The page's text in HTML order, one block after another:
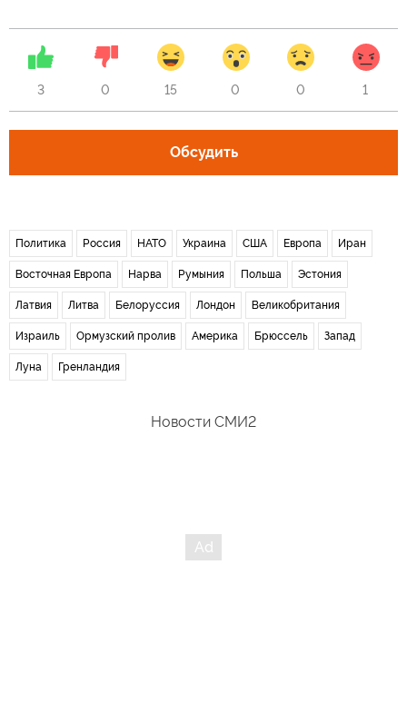
3 0 15 0 0 1
Обсудить
Политика Россия НАТО Украина США Европа Иран
Восточная Европа Нарва Румыния Польша Эстония
Латвия Литва Белоруссия Лондон Великобритания
Израиль Ормузский пролив Америка Брюссель Запад
Луна Гренландия
Новости СМИ2